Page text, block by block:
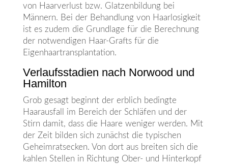
von Haarverlust bzw. Glatzenbildung bei
Männern. Bei der Behandlung von Haarlosigkeit
ist es zudem die Grundlage für die Berechnung
der notwendigen Haar-Grafts für die
Eigenhaartransplantation.
Verlaufsstadien nach Norwood und
Hamilton
Grob gesagt beginnt der erblich bedingte
Haarausfall im Bereich der Schläfen und der
Stirn damit, dass die Haare weniger werden. Mit
der Zeit bilden sich zunächst die typischen
Geheimratsecken. Von dort aus breiten sich die
kahlen Stellen in Richtung Ober- und Hinterkopf